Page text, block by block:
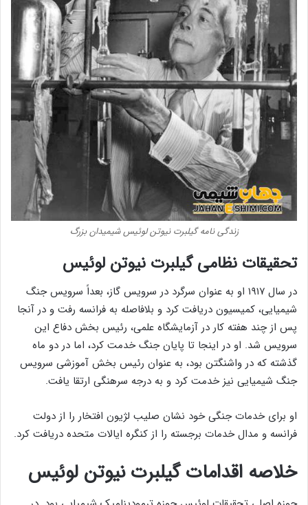
زندگی نامه گیلبرت نیوتن لوئیس شیمیدان بزرگ
تحقیقات نظامی گیلبرت نیوتن لوئیس
در سال ۱۹۱۷ او به عنوان سرگرد در سرویس گاز، بعداً سرویس جنگ
شیمیایی، کمیسیون دریافت کرد و بلافاصله به فرانسه رفت و در آنجا
پس از چند هفته کار در آزمایشگاه علمی، رئیس بخش دفاع این
سرویس شد. او در اینجا تا پایان جنگ خدمت کرد، اما در دو ماه
گذشته که در واشنگتن بود، به عنوان رئیس بخش آموزشی سرویس
جنگ شیمیایی نیز خدمت کرد و به درجه سرهنگی ارتقا یافت.
او برای خدمات جنگی خود نشان صلیب لژیون افتخار را از دولت
فرانسه و مدال خدمات برجسته را از کنگره ایالات متحده دریافت کرد.
خلاصه اقدامات گیلبرت نیوتن لوئیس